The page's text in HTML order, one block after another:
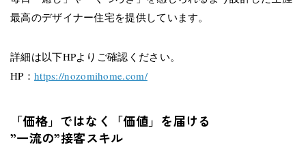
最高のデザイナー住宅を提供しています。
詳細は以下HPよりご確認ください。
HP： https://nozomihome.com/
「価格」ではなく「価値」を届ける
”一流の”接客スキル